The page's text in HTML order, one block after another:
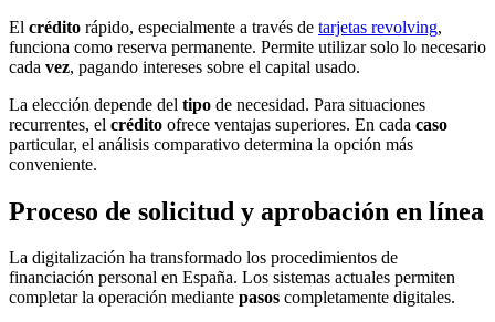
El crédito rápido, especialmente a través de tarjetas revolving,
funciona como reserva permanente. Permite utilizar solo lo necesario
cada vez, pagando intereses sobre el capital usado.
La elección depende del tipo de necesidad. Para situaciones
recurrentes, el crédito ofrece ventajas superiores. En cada caso
particular, el análisis comparativo determina la opción más
conveniente.
Proceso de solicitud y aprobación en línea
La digitalización ha transformado los procedimientos de
financiación personal en España. Los sistemas actuales permiten
completar la operación mediante pasos completamente digitales.